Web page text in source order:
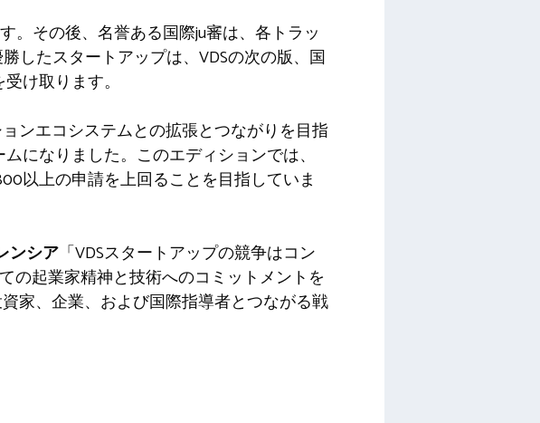
。その後、名誉ある国際ju審は、各トラッ
したスタートアップは、VDSの次の版、国
け取ります。
ンエコシステムとの拡張とつながりを目指
になりました。このエディションでは、
以上の申請を上回ることを目指していま
ンシア 「VDSスタートアップの競争はコン
の起業家精神と技術へのコミットメントを
家、企業、および国際指導者とつながる戦